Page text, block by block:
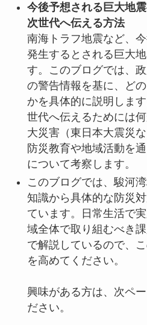
今後予想される巨大地
次世代へ伝える方法
南海トラフ地震など、
発生するとされる巨大
す。このブログでは、
の警告情報を基に、ど
かを具体的に説明しま
世代へ伝えるためには
大災害（東日本大震災
防災教育や地域活動を
について考察します。
このブログでは、駿河
知識から具体的な防災
ています。日常生活で
域全体で取り組むべき
で解説しているので、
を高めてください。
興味がある方は、次ペ
ださい。